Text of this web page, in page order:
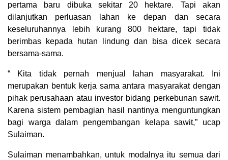
pertama baru dibuka sekitar 20 hektare. Tapi akan
dilanjutkan perluasan lahan ke depan dan secara
keseluruhannya lebih kurang 800 hektare, tapi tidak
berimbas kepada hutan lindung dan bisa dicek secara
bersama-sama.
“ Kita tidak pernah menjual lahan masyarakat. Ini
merupakan bentuk kerja sama antara masyarakat dengan
pihak perusahaan atau investor bidang perkebunan sawit.
Karena sistem pembagian hasil nantinya menguntungkan
bagi warga dalam pengembangan kelapa sawit,” ucap
Sulaiman.
Sulaiman menambahkan, untuk modalnya itu semua dari